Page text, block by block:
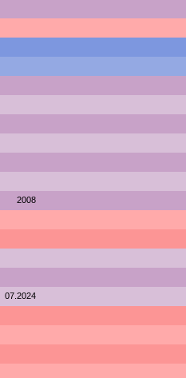
2008
07.2024